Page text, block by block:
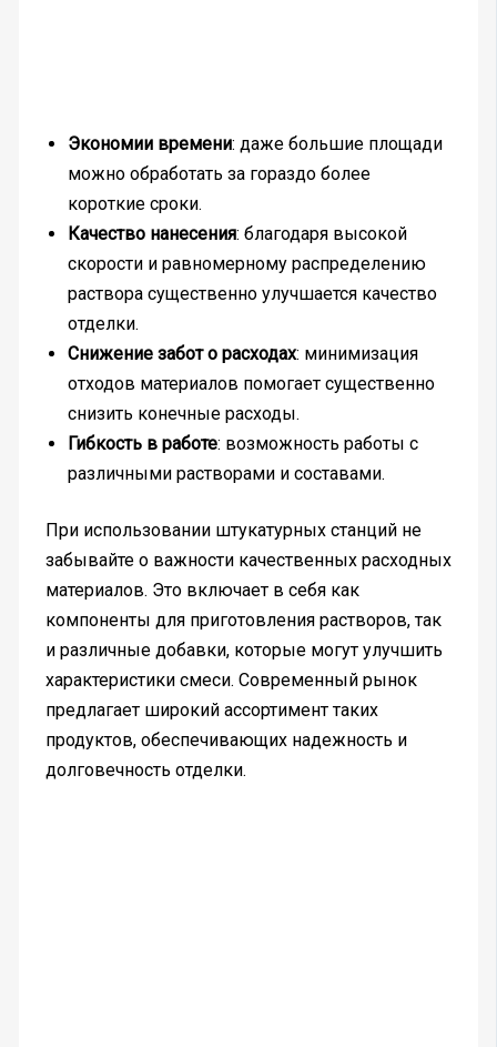
Экономии времени: даже большие площади
можно обработать за гораздо более
короткие сроки.
Качество нанесения: благодаря высокой
скорости и равномерному распределению
раствора существенно улучшается качество
отделки.
Снижение забот о расходах: минимизация
отходов материалов помогает существенно
снизить конечные расходы.
Гибкость в работе: возможность работы с
различными растворами и составами.
При использовании штукатурных станций не
забывайте о важности качественных расходных
материалов. Это включает в себя как
компоненты для приготовления растворов, так
и различные добавки, которые могут улучшить
характеристики смеси. Современный рынок
предлагает широкий ассортимент таких
продуктов, обеспечивающих надежность и
долговечность отделки.